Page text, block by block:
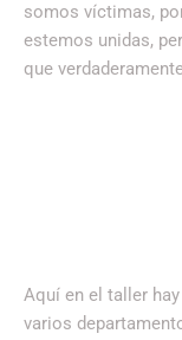
somos víctimas,
estemos unidas,
que
Aquí en el taller
varios